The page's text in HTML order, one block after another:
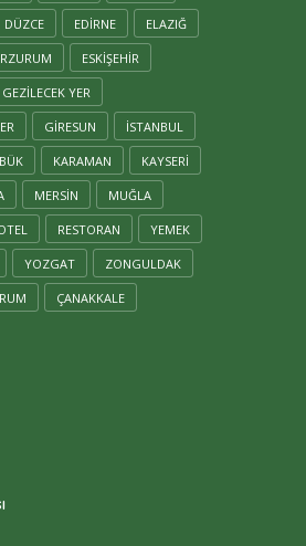
DÜZCE EDIRNE ELAZIĞ
ESKIŞEHIR
GEZILECEK YER
GIRESUN ISTANBUL
KARAMAN KAYSERİ
MERSİN MUĞLA
RESTORAN YEMEK
YOZGAT ZONGULDAK
ÇANAKKALE